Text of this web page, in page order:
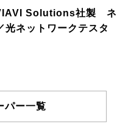
VIAVI Solutions社製 ネ
ネットワークテスタ
パー一覧